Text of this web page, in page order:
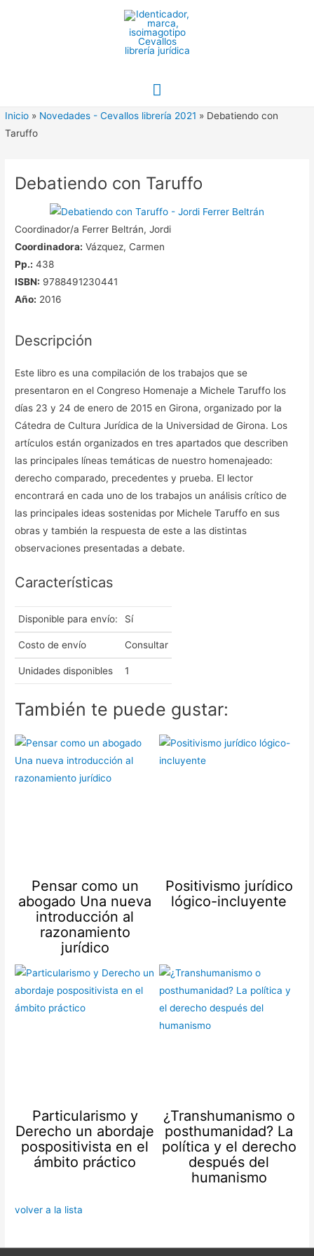
Menú
principal
Inicio » Novedades - Cevallos librería 2021 » Debatiendo con
Taruffo
Debatiendo con Taruffo
Coordinador/a Ferrer Beltrán, Jordi
Coordinadora: Vázquez, Carmen
Pp.: 438
ISBN: 9788491230441
Año: 2016
Descripción
Este libro es una compilación de los trabajos que se
presentaron en el Congreso Homenaje a Michele Taruffo los
días 23 y 24 de enero de 2015 en Girona, organizado por la
Cátedra de Cultura Jurídica de la Universidad de Girona. Los
artículos están organizados en tres apartados que describen
las principales líneas temáticas de nuestro homenajeado:
derecho comparado, precedentes y prueba. El lector
encontrará en cada uno de los trabajos un análisis crítico de
las principales ideas sostenidas por Michele Taruffo en sus
obras y también la respuesta de este a las distintas
observaciones presentadas a debate.
Características
Disponible para envío: Sí
Costo de envío Consultar
Unidades disponibles 1
También te puede gustar:
Pensar como un
abogado Una nueva
introducción al
razonamiento
jurídico
Positivismo jurídico
lógico-incluyente
Particularismo y
Derecho un abordaje
pospositivista en el
ámbito práctico
¿Transhumanismo o
posthumanidad? La
política y el derecho
después del
humanismo
volver a la lista